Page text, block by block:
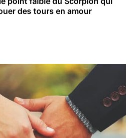
des tours en amour